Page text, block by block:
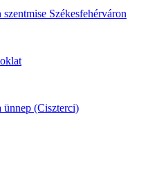
Székesfehérváron
ünnep (Ciszterci)